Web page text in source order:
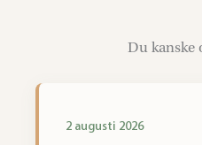
Du kanske
2 augusti 2026